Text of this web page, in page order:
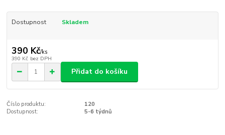
Dostupnost Skladem
390 Kč/ks
390 Kč bez DPH
Přidat do košíku
Číslo produktu:
120
Dostupnost:
5-6 týdnů